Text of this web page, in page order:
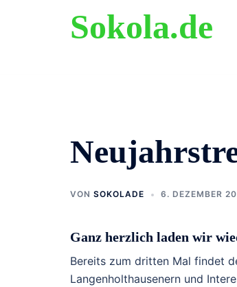
Sokola.de
VON SOKOLADE 6. DEZEMBER
Ganz herzlich laden wir
Bereits zum dritten Mal findet
Langenholthausenern und